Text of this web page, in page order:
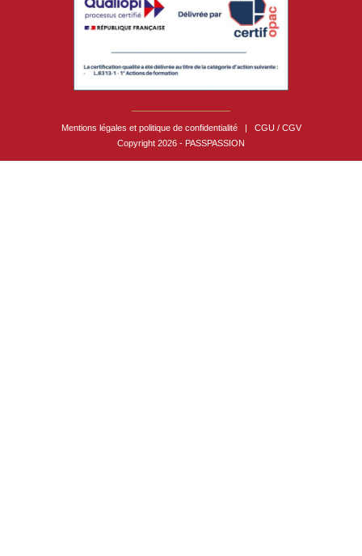
Mentions légales et politique de confidentialité
CGU / CGV
Copyright 2026 - PASSPASSION